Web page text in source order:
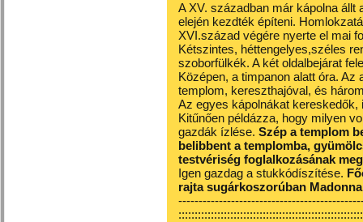
A XV. században már kápolna állt
elején kezdték építeni.
XVI.század végére nyerte el mai
Kétszintes, héttengelyes,széles
szoborfülkék. A két oldalbejárat
Középen, a timpanon alatt óra.
templom, kereszthajóval, és
Az egyes kápolnákat kereskedők,
Kitűnően példázza, hogy milyen
gazdák ízlése. Szép a templom
belibbent a templomba,
testvériség foglalkozásának
Igen gazdag a stukkódíszítése.
rajta sugárkoszorúban